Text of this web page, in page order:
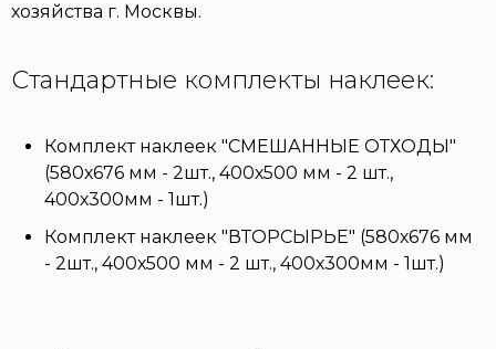
хозяйства г. Москвы.
Стандартные комплекты наклеек:
Комплект наклеек "СМЕШАННЫЕ ОТХОДЫ"
(580х676 мм - 2шт., 400х500 мм - 2 шт.,
400х300мм - 1шт.)
Комплект наклеек "ВТОРСЫРЬЕ" (580х676 мм
- 2шт., 400х500 мм - 2 шт., 400х300мм - 1шт.)